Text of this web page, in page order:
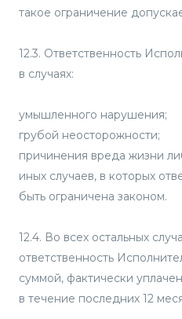
такое ограничение
12.3. Ответственность
в случаях:
умышленного нарушения;
грубой неосторожности;
причинения вреда жизни
иных случаев, в которых
быть ограничена законом.
12.4. Во всех остальных
ответственность
суммой, фактически
в течение последних 12